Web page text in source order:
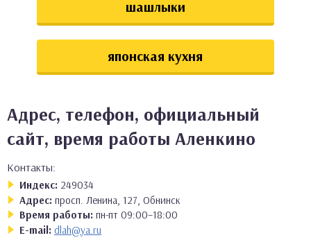
шашлыки
японская кухня
Адрес, телефон, официальный
сайт, время работы Аленкино
Контакты:
Индекс: 249034
Адрес: просп. Ленина, 127, Обнинск
Время работы: пн-пт 09:00–18:00
E-mail: dlah@ya.ru